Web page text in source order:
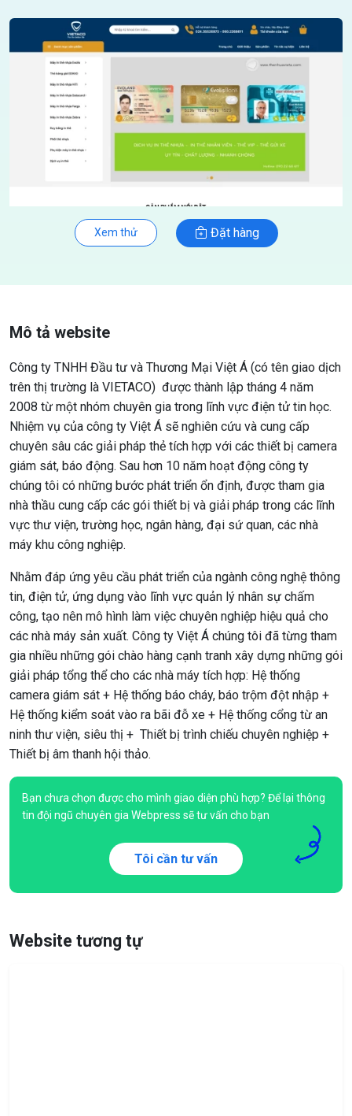
Xem thử Đặt hàng
Mô tả website
Công ty TNHH Đầu tư và Thương Mại Việt Á (có tên giao dịch
trên thị trường là VIETACO) được thành lập tháng 4 năm
2008 từ một nhóm chuyên gia trong lĩnh vực điện tử tin học.
Nhiệm vụ của công ty Việt Á sẽ nghiên cứu và cung cấp
chuyên sâu các giải pháp thẻ tích hợp với các thiết bị camera
giám sát, báo động. Sau hơn 10 năm hoạt động công ty
chúng tôi có những bước phát triển ổn định, được tham gia
nhà thầu cung cấp các gói thiết bị và giải pháp trong các lĩnh
vực thư viện, trường học, ngân hàng, đại sứ quan, các nhà
máy khu công nghiệp.
Nhằm đáp ứng yêu cầu phát triển của ngành công nghệ thông
tin, điện tử, ứng dụng vào lĩnh vực quản lý nhân sự chấm
công, tạo nên mô hình làm việc chuyên nghiệp hiệu quả cho
các nhà máy sản xuất. Công ty Việt Á chúng tôi đã từng tham
gia nhiều những gói chào hàng cạnh tranh xây dựng những gói
giải pháp tổng thể cho các nhà máy tích hợp: Hệ thống
camera giám sát + Hệ thống báo cháy, báo trộm đột nhập +
Hệ thống kiểm soát vào ra bãi đỗ xe + Hệ thống cổng từ an
ninh thư viện, siêu thị + Thiết bị trình chiếu chuyên nghiệp +
Thiết bị âm thanh hội thảo.
Bạn chưa chọn được cho mình giao diện phù hợp? Để lại thông
tin đội ngũ chuyên gia Webpress sẽ tư vấn cho bạn
Tôi cần tư vấn
Website tương tự